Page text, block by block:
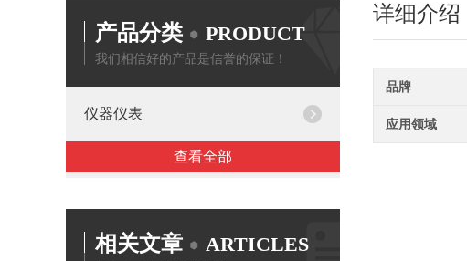
产品分类 PRODUCT
我们相信好的产品是信誉的保证！
仪器仪表
查看全部
相关文章 ARTICLES
详细介绍
品牌
应用领域